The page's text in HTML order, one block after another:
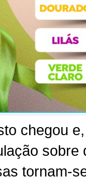
chegou
sobre
tornam-